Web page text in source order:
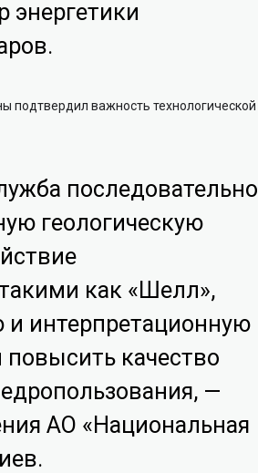
энергетики
подтвердил важность технологической
последовательно
геологическую
как «Шелл»,
и интерпретационную
повысить качество
—
АО «Национальная